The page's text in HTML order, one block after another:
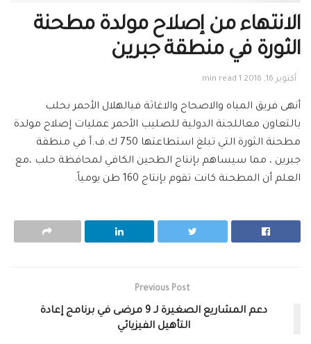
الانتهاء من إصلاح مولدة مطحنة
الثورة في منطقة جبرين
أكتوبر 16, 2016 1 min read
أنهى فريق المياه والاصحاح والاغاثة فيالهلال الأحمر بحلب
بالتعاون معاللجنة الدولية للصليب الأحمر عمليات إصلاح مولدة
مطحنة الثورة التي تبلغ استطاعتها 750 ك.ف.أ في منطقة
جبرين ، مما سيساهم بإنتاج الطحين الكافي لمحافظة حلب ،مع
العلم أن المطحنة كانت تقوم بإنتاج 160 طن يومياً.
Previous Post
دعم المشاريع الصغيرة لـ 9 مرضى في برنامج إعادة
التأهيل الفيزيائي